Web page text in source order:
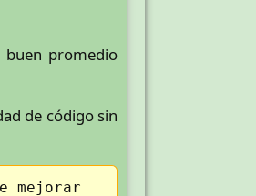
promedio
de código sin
mejorar